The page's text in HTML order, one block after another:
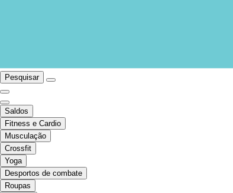
Pesquisar
Saldos
Fitness e Cardio
Musculação
Crossfit
Yoga
Desportos de combate
Roupas